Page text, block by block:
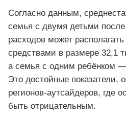
Согласно данным,
семья с двумя детьми
расходов может
средствами в размере 32,1
а семья с одним ребёнком
Это достойные показатели,
регионов-аутсайдеров, где
быть отрицательным.